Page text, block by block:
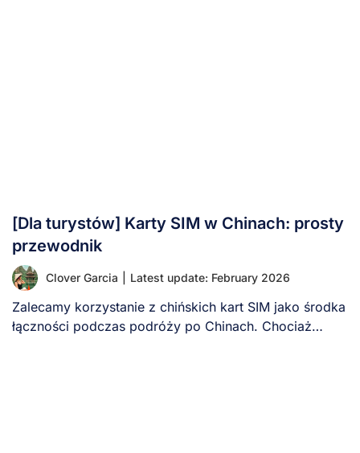
[Dla turystów] Karty SIM w Chinach: prosty
przewodnik
Clover Garcia Latest update: February 2026
Zalecamy korzystanie z chińskich kart SIM jako środka
łączności podczas podróży po Chinach. Chociaż